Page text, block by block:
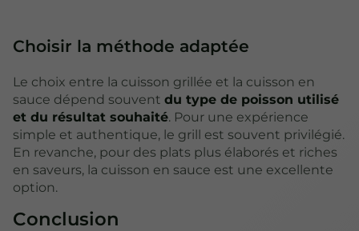
Choisir la méthode adaptée
Le choix entre la cuisson grillée et la cuisson en
sauce dépend souvent du type de poisson utilisé
et du résultat souhaité. Pour une expérience
simple et authentique, le grill est souvent privilégié.
En revanche, pour des plats plus élaborés et riches
en saveurs, la cuisson en sauce est une excellente
option.
Conclusion